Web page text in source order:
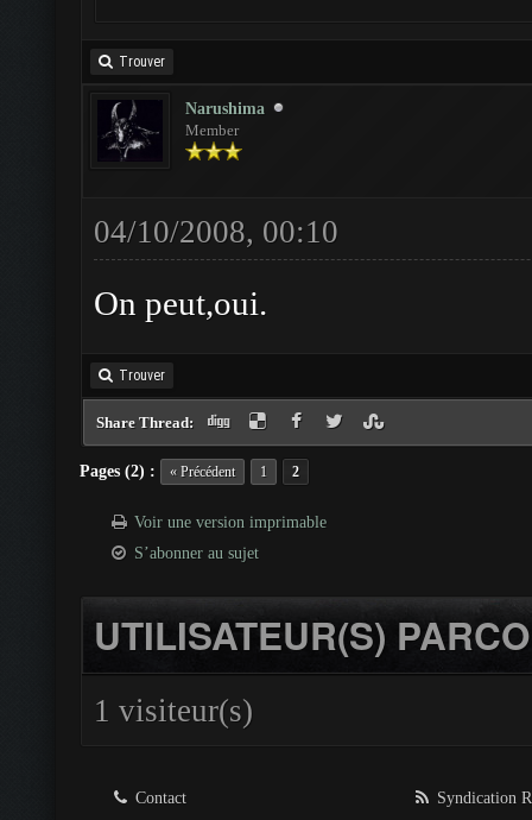
Trouver
Narushima
Member
04/10/2008, 00:10
On peut,oui.
Trouver
Share Thread:
Pages (2) : « Précédent 1 2
Voir une version imprimable
S’abonner au sujet
UTILISATEUR(S)
1 visiteur(s)
Contact
Syndication